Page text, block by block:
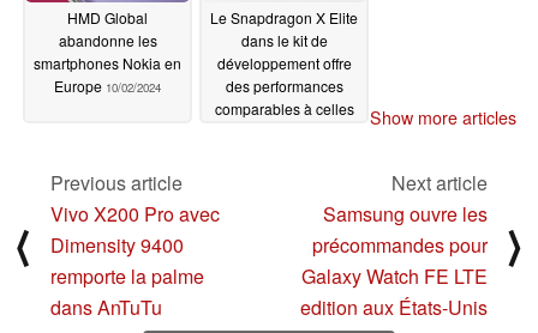
HMD Global
abandonne les
smartphones Nokia en
Europe 10/02/2024
Le Snapdragon X Elite
dans le kit de
développement offre
des performances
comparables à celles
Show more articles
⟨
Previous article
Vivo X200 Pro avec
Dimensity 9400
remporte la palme
dans AnTuTu
Next article
Samsung ouvre les
précommandes pour
Galaxy Watch FE LTE
edition aux États-Unis
⟩